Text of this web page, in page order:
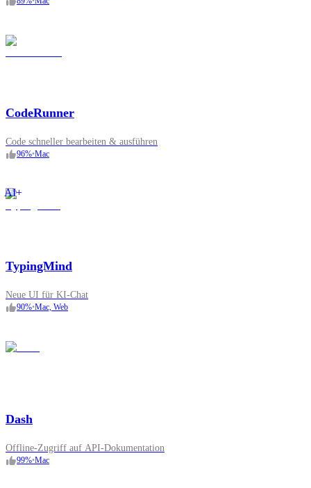
CodeRunner
Code schneller bearbeiten & ausführen
96%•Mac
AI+
TypingMind
Neue UI für KI-Chat
90%•Mac, Web
Dash
Offline-Zugriff auf API-Dokumentation
99%•Mac